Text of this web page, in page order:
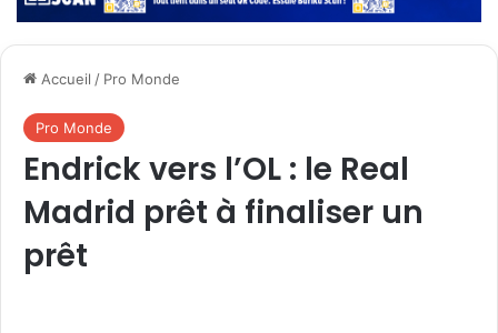
Accueil / Pro Monde
Pro Monde
Endrick vers l’OL : le Real
Madrid prêt à finaliser un
prêt